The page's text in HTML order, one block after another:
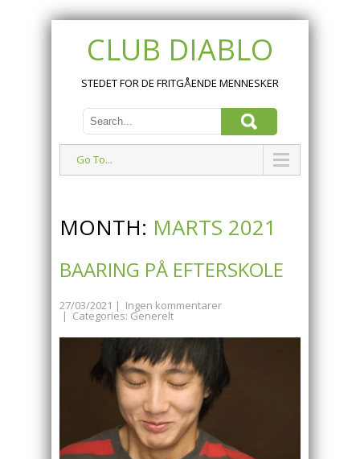
CLUB DIABLO
STEDET FOR DE FRITGÅENDE MENNESKER
Go To...
MONTH: MARTS 2021
BAARING PÅ EFTERSKOLE
27/03/2021 | Ingen kommentarer
| Categories: Generelt